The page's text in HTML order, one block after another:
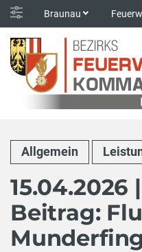
Braunau
Allgemein
15.04.2026
Beitrag: